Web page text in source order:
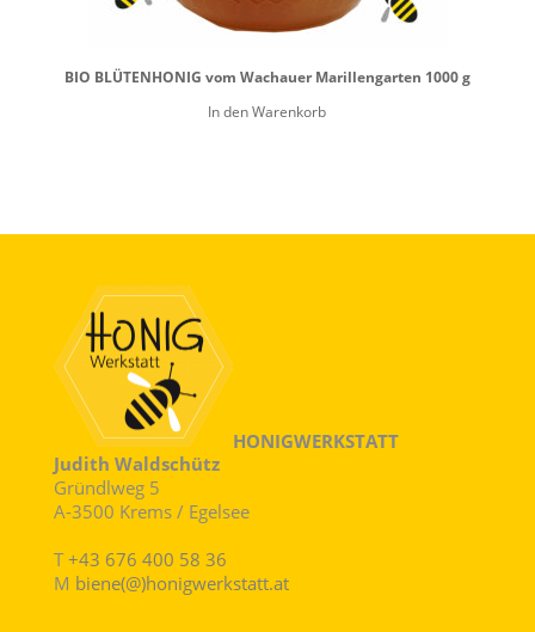
BIO BLÜTENHONIG vom Wachauer Marillengarten 1000 g
In den Warenkorb
HONIGWERKSTATT
Judith Waldschütz
Gründlweg 5
A-3500 Krems / Egelsee
T +43 676 400 58 36
M biene(@)honigwerkstatt.at